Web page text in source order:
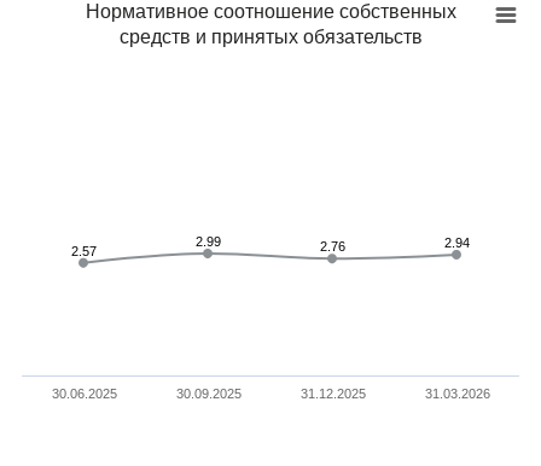
Нормативное соотношение собственных
средств и принятых обязательств
2.57
2.57
2.99
2.99 2.76
2.76 2.94
2.94
30.06.2025 30.09.2025 31.12.2025 31.03.2026